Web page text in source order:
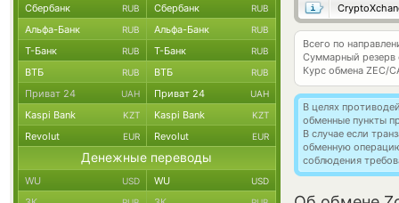
Всего по
Суммарный резерв
Курс обмена ZEC/
В целях
обменные пункты
В случае если
обменную
соблюдения
Сбербанк RUB Сбербанк RUB
Альфа-Банк RUB Альфа-Банк RUB
Т-Банк RUB Т-Банк RUB
ВТБ RUB ВТБ RUB
Приват 24 UAH Приват 24 UAH
Kaspi Bank KZT Kaspi Bank KZT
Revolut EUR Revolut EUR
Денежные переводы
WU USD WU USD